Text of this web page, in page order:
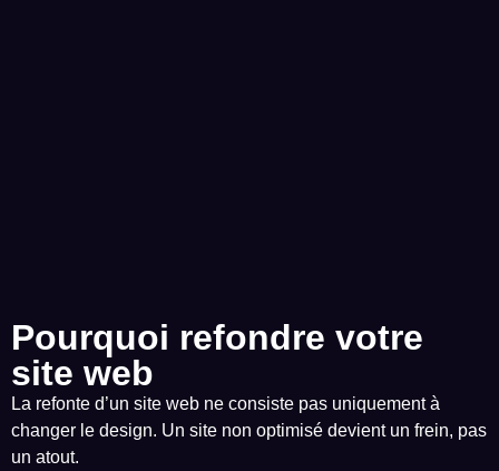
Pourquoi refondre votre
site web
La refonte d’un site web ne consiste pas uniquement à
changer le design. Un site non optimisé devient un frein, pas
un atout.